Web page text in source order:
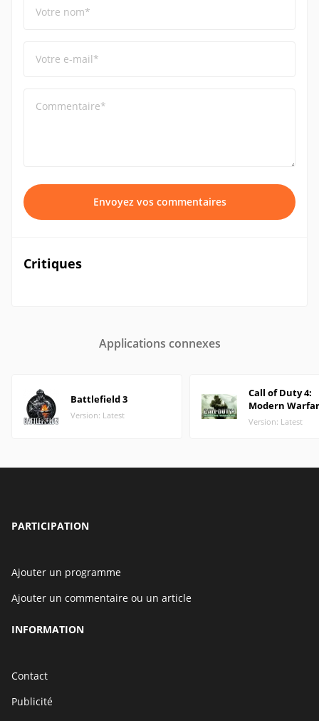
Votre nom*
Votre e-mail*
Commentaire*
Envoyez vos commentaires
Critiques
Applications connexes
Battlefield 3
Version: Latest
Call of Duty 4:
Modern
Version: Latest
PARTICIPATION
Ajouter un programme
Ajouter un commentaire ou un article
INFORMATION
Contact
Publicité